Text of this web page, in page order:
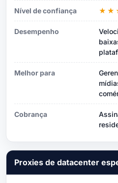
Nível de confiança
Desempenho
Melhor para
Cobrança
Proxies de datacenter